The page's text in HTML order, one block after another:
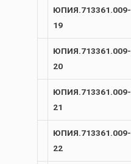
ЮПИЯ.713361.009-
19
ЮПИЯ.713361.009-
20
ЮПИЯ.713361.009-
21
ЮПИЯ.713361.009-
22